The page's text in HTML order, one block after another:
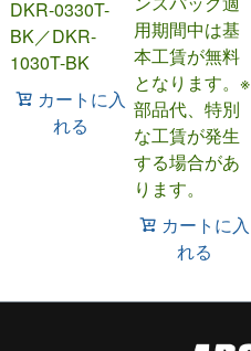
DKR-0330T-
BK／DKR-
1030T-BK
カートに入
れる
用期間中は基
本工賃が無料
となります。※
部品代、特別
な工賃が発生
する場合があ
ります。
カートに入
れる